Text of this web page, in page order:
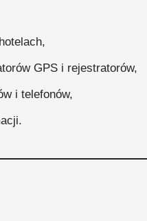
GPS i rejestratorów,
i telefonów,